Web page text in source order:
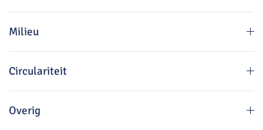
Milieu
Circulariteit
Overig